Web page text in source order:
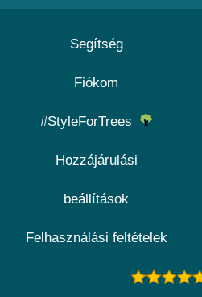
Segítség
Fiókom
#StyleForTrees
Hozzájárulási
beállítások
Felhasználási feltételek